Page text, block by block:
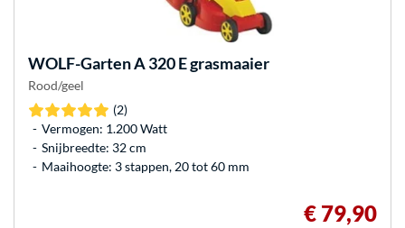
WOLF-GartenA 320 E grasmaaier
Rood/geel
(2)
Vermogen: 1.200 Watt
Snijbreedte: 32 cm
Maaihoogte: 3 stappen, 20 tot 60 mm
€ 79,90